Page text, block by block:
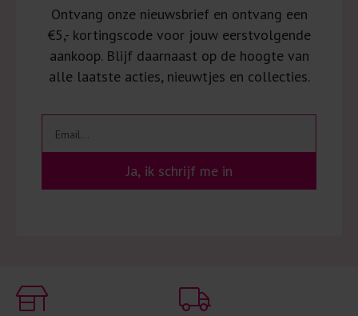
Ontvang onze nieuwsbrief en ontvang een
€5,- kortingscode voor jouw eerstvolgende
aankoop. Blijf daarnaast op de hoogte van
alle laatste acties, nieuwtjes en collecties.
Ja, ik schrijf me in